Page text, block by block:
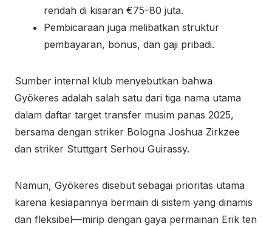
rendah di kisaran €75–80 juta.
Pembicaraan juga melibatkan struktur
pembayaran, bonus, dan gaji pribadi.
Sumber internal klub menyebutkan bahwa
Gyökeres adalah salah satu dari tiga nama utama
dalam daftar target transfer musim panas 2025,
bersama dengan striker Bologna Joshua Zirkzee
dan striker Stuttgart Serhou Guirassy.
Namun, Gyökeres disebut sebagai prioritas utama
karena kesiapannya bermain di sistem yang dinamis
dan fleksibel—mirip dengan gaya permainan Erik ten